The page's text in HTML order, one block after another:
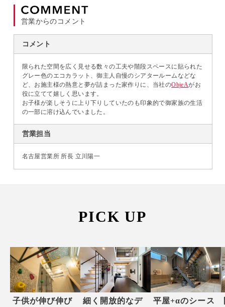
営業からのコメント
コメント
限られた空間を広く見せる数々の工夫や階段スペースに貼られた
グレー色のエコカラット、御主人自慢のシアタールームなどな
ど、お施主様の熱意と夢が詰まった家作りに、当社のObjeAがお
役に立てて嬉しく思います。
お子様が楽しそうに上り下りしていたのも印象的で御家族の生活
の一部に溶け込んでいました。
営業担当
名古屋営業所 所長 立川陽一
PICK UP
子供が伸び伸び
細く開放的なデ
平屋+αのシース